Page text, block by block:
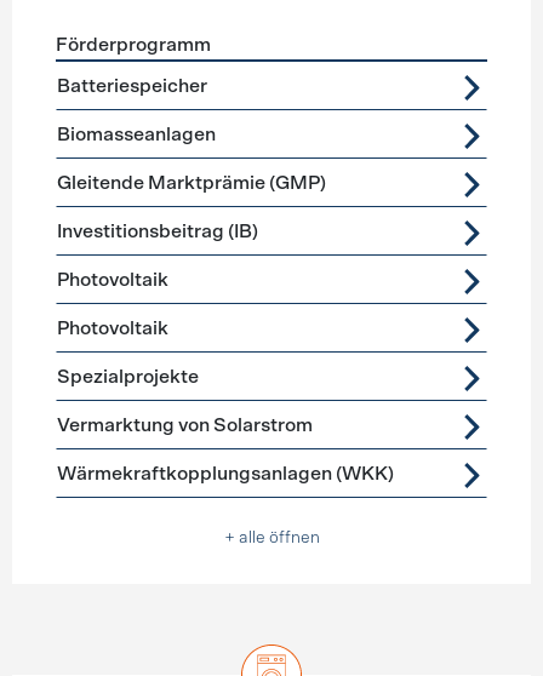
Förderprogramme
Förderprogramm
Batteriespeicher
Biomasseanlagen
Gleitende Marktprämie (GMP)
Investitionsbeitrag (IB)
Photovoltaik
Photovoltaik
Spezialprojekte
Vermarktung von Solarstrom
Wärmekraftkopplungsanlagen (WKK)
+ alle öffnen